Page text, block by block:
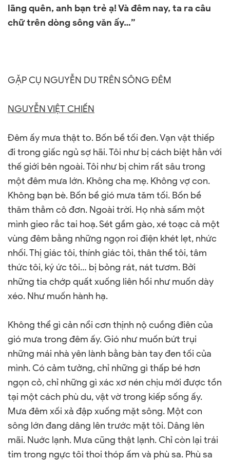
lãng quên, anh bạn trẻ ạ! Và đêm nay, ta ra câu
chữ trên dòng sông văn ấy…”
GẶP CỤ NGUYỄN DU TRÊN SÔNG ĐÊM
NGUYỄN VIỆT CHIẾN
Đêm ấy mưa thật to. Bốn bề tối đen. Vạn vật thiếp
đi trong giấc ngủ sợ hãi. Tôi như bị cách biệt hẳn với
thế giới bên ngoài. Tôi như bị chìm rất sâu trong
một đêm mưa lớn. Không cha mẹ. Không vợ con.
Không bạn bè. Bốn bề gió mưa tăm tối. Bốn bề
thăm thẳm cô đơn. Ngoài trời. Họ nhà sấm một
mình gieo rắc tai hoạ. Sét gầm gào, xé toạc cả một
vùng đêm bằng những ngọn roi điện khét lẹt, nhức
nhối. Thị giác tôi, thính giác tôi, thân thể tôi, tâm
thức tôi, ký ức tôi… bị bỏng rát, nát tươm. Bởi
những tia chớp quất xuống liên hồi như muốn dày
xéo. Như muốn hành hạ.
Không thể gì cản nổi cơn thịnh nộ cuồng điên của
gió mưa trong đêm ấy. Gió như muốn bứt trụi
những mái nhà yên lành bằng bàn tay đen tối của
mình. Có cảm tưởng, chỉ những gì thấp bé hơn
ngọn cỏ, chỉ những gì xác xơ nén chịu mới được tồn
tại một cách phù du, vật vờ trong kiếp sống ấy.
Mưa đêm xối xả đập xuống mặt sông. Một con
sông lớn đang dâng lên trước mặt tôi. Dâng lên
mãi. Nuớc lạnh. Mưa cũng thật lạnh. Chỉ còn lại trái
tim trong ngực tôi thoi thóp ấm và phù sa. Phù sa